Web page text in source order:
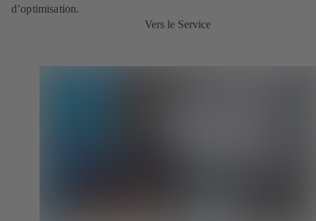
d’optimisation.
Vers le Service